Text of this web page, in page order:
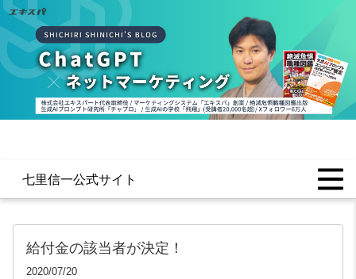
七里信一公式サイト
給付金の該当者が決定！
2020/07/20